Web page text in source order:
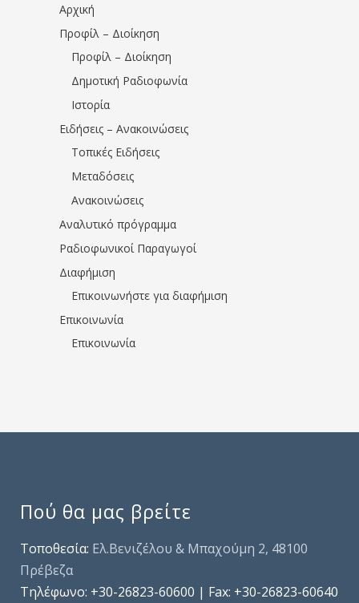
Αρχική
Προφίλ – Διοίκηση
Προφίλ – Διοίκηση
Δημοτική Ραδιοφωνία
Ιστορία
Ειδήσεις – Ανακοινώσεις
Τοπικές Ειδήσεις
Μεταδόσεις
Ανακοινώσεις
Αναλυτικό πρόγραμμα
Ραδιοφωνικοί Παραγωγοί
Διαφήμιση
Επικοινωνήστε για διαφήμιση
Επικοινωνία
Επικοινωνία
Πού θα μας βρείτε
Τοποθεσία: Ελ.Βενιζέλου & Μπαχούμη 2, 48100
Πρέβεζα
Τηλέφωνo: +30-26823-60600 | Fax: +30-26823-60640